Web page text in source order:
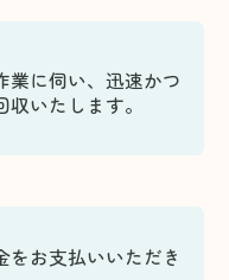
業に伺い、迅速かつ
いたします。
をお支払いいただき